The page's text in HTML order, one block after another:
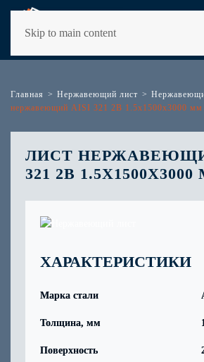
Skip to main content
Главная Нержавеющий лист
нержавеющий AISI 321 2B 1.5х1500х3000 мм
ЛИСТ
321 2B
ХАРАКТЕРИСТИКИ
Марка стали
Толщина, мм
Поверхность